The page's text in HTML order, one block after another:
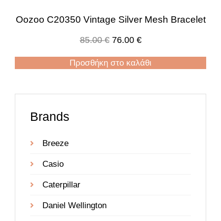
Oozoo C20350 Vintage Silver Mesh Bracelet
85.00€ 76.00 €
Προσθήκη στο καλάθι
Brands
Breeze
Casio
Caterpillar
Daniel Wellington